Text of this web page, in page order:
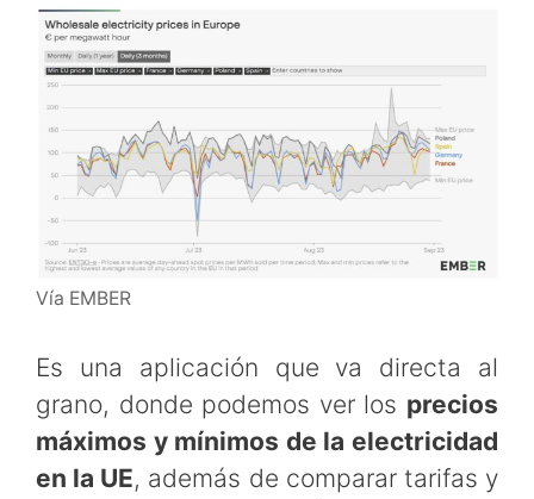
Vía EMBER
Es una aplicación que va directa al
grano, donde podemos ver los precios
máximos y mínimos de la electricidad
en la UE, además de comparar tarifas y